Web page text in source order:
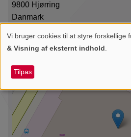
9800 Hjørring
Danmark
Personlige
og
cookies
Vi bruger cookies til at styre forskellige
& Visning af eksternt indhold
Tilpas